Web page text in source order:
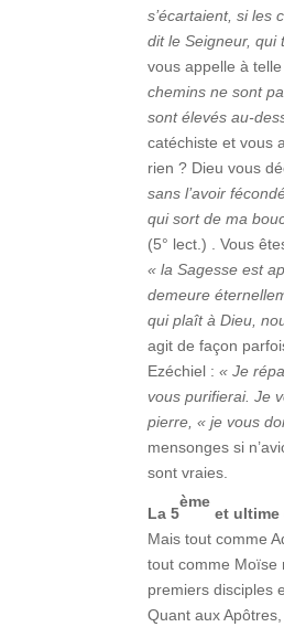
s’écartaient, si les
dit le Seigneur, qui
vous appelle à
chemins ne sont
sont élevés au-
catéchiste et vous
rien ? Dieu vous
sans l’avoir
qui sort de ma
(5° lect.) . Vous
« la Sagesse est
demeure
qui plaît à Dieu,
agit de façon
Ezéchiel :« Je
vous purifierai. Je
pierre, « je vous
mensonges si
sont vraies.
La 5
ème
et ultime
Mais tout comme
tout comme Moïse
premiers disciples
Quant aux